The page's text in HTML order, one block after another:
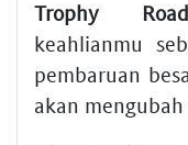
Trophy Road
keahlianmu
pembaruan
akan